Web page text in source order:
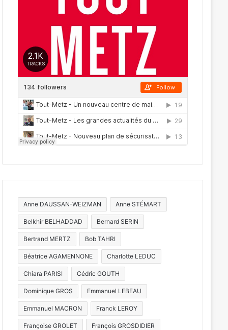
Anne DAUSSAN-WEIZMAN Anne STÉMART
Belkhir BELHADDAD Bernard SERIN
Bertrand MERTZ Bob TAHRI
Béatrice AGAMENNONE Charlotte LEDUC
Chiara PARISI Cédric GOUTH
Dominique GROS Emmanuel LEBEAU
Emmanuel MACRON Franck LEROY
Françoise GROLET François GROSDIDIER